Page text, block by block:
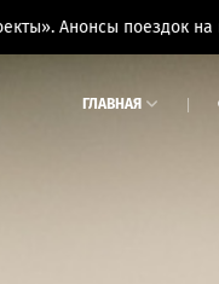
ГЛАВНАЯ
поездок на вкладке